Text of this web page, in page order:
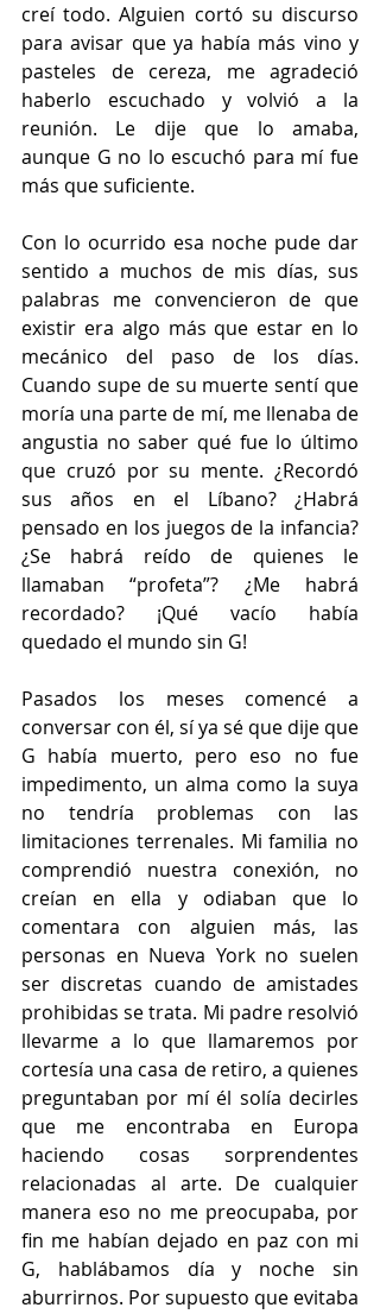
creí todo. Alguien cortó su discurso
para avisar que ya había más vino y
pasteles de cereza, me agradeció
haberlo escuchado y volvió a la
reunión. Le dije que lo amaba,
aunque G no lo escuchó para mí fue
más que suficiente.
Con lo ocurrido esa noche pude dar
sentido a muchos de mis días, sus
palabras me convencieron de que
existir era algo más que estar en lo
mecánico del paso de los días.
Cuando supe de su muerte sentí que
moría una parte de mí, me llenaba de
angustia no saber qué fue lo último
que cruzó por su mente. ¿Recordó
sus años en el Líbano? ¿Habrá
pensado en los juegos de la infancia?
¿Se habrá reído de quienes le
llamaban “profeta”? ¿Me habrá
recordado? ¡Qué vacío había
quedado el mundo sin G!
Pasados los meses comencé a
conversar con él, sí ya sé que dije que
G había muerto, pero eso no fue
impedimento, un alma como la suya
no tendría problemas con las
limitaciones terrenales. Mi familia no
comprendió nuestra conexión, no
creían en ella y odiaban que lo
comentara con alguien más, las
personas en Nueva York no suelen
ser discretas cuando de amistades
prohibidas se trata. Mi padre resolvió
llevarme a lo que llamaremos por
cortesía una casa de retiro, a quienes
preguntaban por mí él solía decirles
que me encontraba en Europa
haciendo cosas sorprendentes
relacionadas al arte. De cualquier
manera eso no me preocupaba, por
fin me habían dejado en paz con mi
G, hablábamos día y noche sin
aburrirnos. Por supuesto que evitaba